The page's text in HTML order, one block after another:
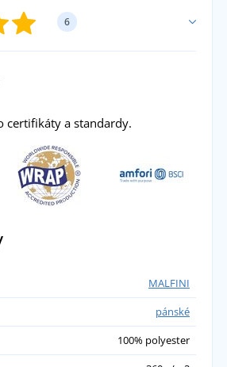
6
mi přišly mikiny .Objednala
ruzných barvách pro ty moje
vlmi spokojená
že budou i opravdu
pěkně děkuji i
certifikáty a standardy.
MALFINI
pánské
100% polyester